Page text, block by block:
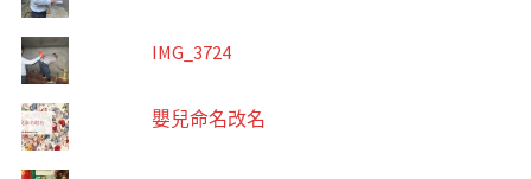
IMG_3724
嬰兒命名改名